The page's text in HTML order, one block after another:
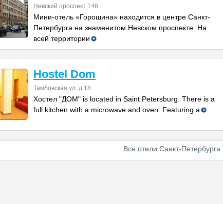
Невский проспект 146
Мини-отель «Горошина» находится в центре Санкт-
Петербурга на знаменитом Невском проспекте. На
всей территории
Hostel Dom
Тамбовская ул. д.18
Хостел "ДОМ" is located in Saint Petersburg. There is a
full kitchen with a microwave and oven. Featuring a
Все отели Санкт-Петербурга